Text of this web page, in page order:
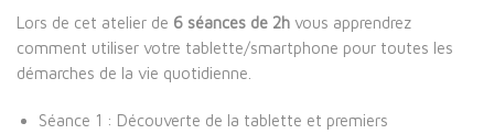
Lors de cet atelier de 6 séances de 2h vous apprendrez
comment utiliser votre tablette/smartphone pour toutes les
démarches de la vie quotidienne.
Séance 1 : Découverte de la tablette et premiers